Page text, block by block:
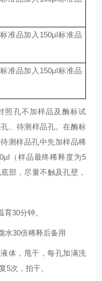
准品加入 150μl标准品
准品加入 150μl标准品
照孔不加样品及酶标试
、待测样品孔。在酶标
测样品孔中先加样品稀
（样品最终稀释度为5
部，尽量不触及孔壁，
30分钟。
水30倍稀释后备用
体，甩干，每孔加满洗
5次，拍干。